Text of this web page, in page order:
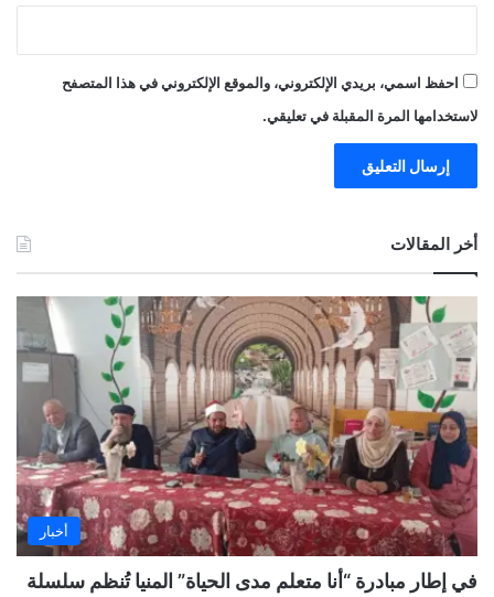
احفظ اسمي، بريدي الإلكتروني، والموقع الإلكتروني في هذا المتصفح
لاستخدامها المرة المقبلة في تعليقي.
أخر المقالات
أخبار
في إطار مبادرة “أنا متعلم مدى الحياة” المنيا تُنظم سلسلة